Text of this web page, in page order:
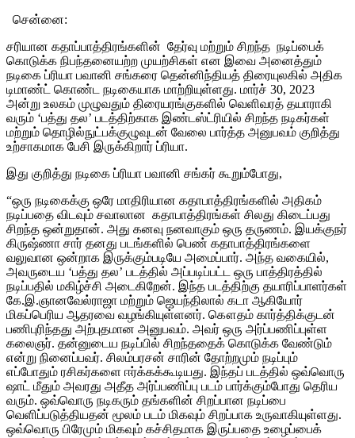
சென்னை:
சரியான கதாப்பாத்திரங்களின் தேர்வு மற்றும் சிறந்த நடிப்பைக்
கொடுக்க நிபந்தனையற்ற முயற்சிகள் என இவை அனைத்தும்
நடிகை ப்ரியா பவானி சங்கரை தென்னிந்தியத் திரையுலகில் அதிக
டிமாண்ட் கொண்ட நடிகையாக மாற்றியுள்ளது. மார்ச் 30, 2023
அன்று உலகம் முழுவதும் திரையரங்குகளில் வெளிவரத் தயாராகி
வரும் ‘பத்து தல’ படத்திற்காக இண்டஸ்ட்ரியில் சிறந்த நடிகர்கள்
மற்றும் தொழில்நுட்பக்குழுவுடன் வேலை பார்த்த அனுபவம் குறித்து
உற்சாகமாக பேசி இருக்கிறார் ப்ரியா.
இது குறித்து நடிகை ப்ரியா பவானி சங்கர் கூறும்போது,
“ஒரு நடிகைக்கு ஒரே மாதிரியான கதாபாத்திரங்களில் அதிகம்
நடிப்பதை விடவும் சவாலான கதாபாத்திரங்கள் சிலது கிடைப்பது
சிறந்த ஒன்றுதான். அது கனவு நனவாகும் ஒரு தருணம். இயக்குநர்
கிருஷ்ணா சார் தனது படங்களில் பெண் கதாபாத்திரங்களை
வலுவான ஒன்றாக இருக்கும்படியே அமைப்பார். அந்த வகையில்,
அவருடைய ‘பத்து தல’ படத்தில் அப்படிப்பட்ட ஒரு பாத்திரத்தில்
நடிப்பதில் மகிழ்ச்சி அடைகிறேன். இந்த படத்திற்கு தயாரிப்பாளர்கள்
கே.இ.ஞானவேல்ராஜா மற்றும் ஜெயந்திலால் கடா ஆகியோர்
மிகப்பெரிய ஆதரவை வழங்கியுள்ளனர். கௌதம் கார்த்திக்குடன்
பணிபுரிந்தது அற்புதமான அனுபவம். அவர் ஒரு அர்ப்பணிப்புள்ள
கலைஞர். தன்னுடைய நடிப்பில் சிறந்ததைக் கொடுக்க வேண்டும்
என்று நினைப்பவர். சிலம்பரசன் சாரின் தோற்றமும் நடிப்பும்
எப்போதும் ரசிகர்களை ஈர்க்கக்கூடியது. இந்தப் படத்தில் ஒவ்வொரு
ஷாட் மீதும் அவரது அதீத அர்ப்பணிப்பு படம் பார்க்கும்போது தெரிய
வரும். ஒவ்வொரு நடிகரும் தங்களின் சிறப்பான நடிப்பை
வெளிப்படுத்தியதன் மூலம் படம் மிகவும் சிறப்பாக உருவாகியுள்ளது.
ஒவ்வொரு பிரேமும் மிகவும் கச்சிதமாக இருப்பதை உழைப்பைக்